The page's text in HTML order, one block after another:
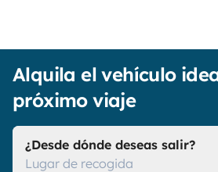
Alquila el vehículo
próximo viaje
¿Desde dónde deseas salir?
Lugar de recogida